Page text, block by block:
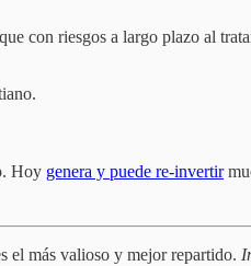
con riesgos a largo plazo al
Hoy genera y puede re-invertir
el más valioso y mejor repartido.